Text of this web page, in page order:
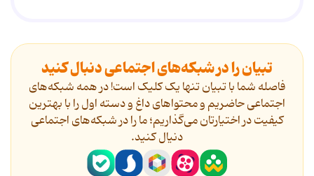
تبیان را در شبکه‌های اجتماعی دنبال کنید
فاصله شما با تبیان تنها یک کلیک است! در همه شبکه‌های
اجتماعی حاضریم و محتواهای داغ و دسته اول را با بهترین
کیفیت در اختیارتان می‌گذاریم؛ ما را در شبکه‌های اجتماعی
دنیال کنید.